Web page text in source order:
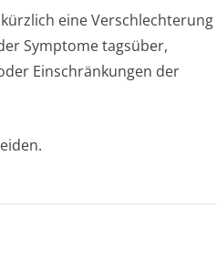
eine Verschlechterung
Symptome tagsüber,
Einschränkungen der